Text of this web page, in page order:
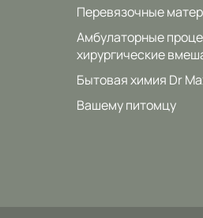
Перевязочные
Амбулаторные
хирургические
Бытовая химия Dr
Вашему питомцу